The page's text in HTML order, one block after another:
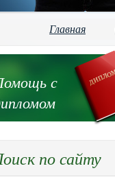
Главная
с
по сайту